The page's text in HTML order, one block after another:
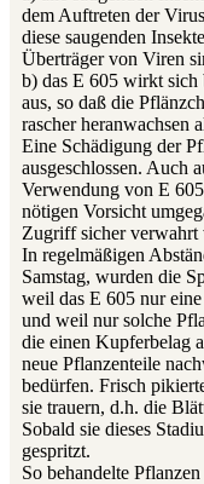
dem Auftreten der
diese saugenden
Überträger von Viren
b) das E 605 wirkt sich
aus, so daß die
rascher heranwachsen
Eine Schädigung der
ausgeschlossen. Auch
Verwendung von E
nötigen Vorsicht
Zugriff sicher verwahrt
In regelmäßigen
Samstag, wurden die
weil das E 605 nur
und weil nur solche
die einen Kupferbelag
neue Pflanzenteile
bedürfen. Frisch
sie trauern, d.h. die
Sobald sie dieses
gespritzt.
So behandelte